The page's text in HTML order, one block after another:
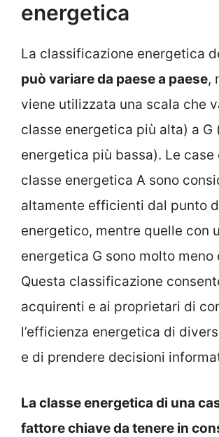
energetica
La classificazione energetica
può variare da paese a paese,
viene utilizzata una scala che
classe energetica più alta) a G
energetica più bassa). Le case
classe energetica A sono
altamente efficienti dal punto
energetico, mentre quelle con
energetica G sono molto
Questa classificazione
acquirenti e ai proprietari di
l’efficienza energetica di
e di prendere decisioni
La classe energetica di una
fattore chiave da tenere in